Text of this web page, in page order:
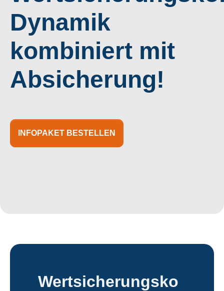
Dynamik
kombiniert mit
Absicherung!
INFOPAKET BESTELLEN
Wertsicherungsko